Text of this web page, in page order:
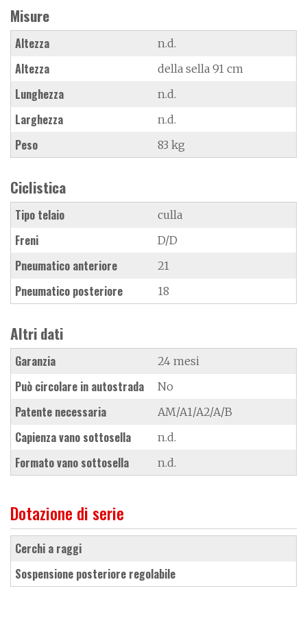
Misure
Altezza n.d.
Altezza della sella 91 cm
Lunghezza n.d.
Larghezza n.d.
Peso 83 kg
Ciclistica
Tipo telaio culla
Freni D/D
Pneumatico anteriore 21
Pneumatico posteriore 18
Altri dati
Garanzia 24 mesi
Può circolare in autostrada No
Patente necessaria AM/A1/A2/A/B
Capienza vano sottosella n.d.
Formato vano sottosella n.d.
Dotazione di serie
cerchi a raggi
sospensione posteriore regolabile